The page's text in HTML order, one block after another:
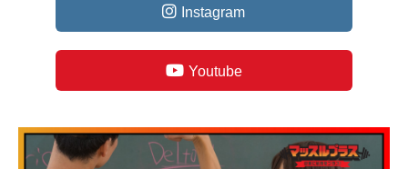
Instagram
Youtube